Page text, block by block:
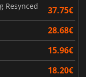
Resynced
37.75€
28.68€
15.96€
18.20€